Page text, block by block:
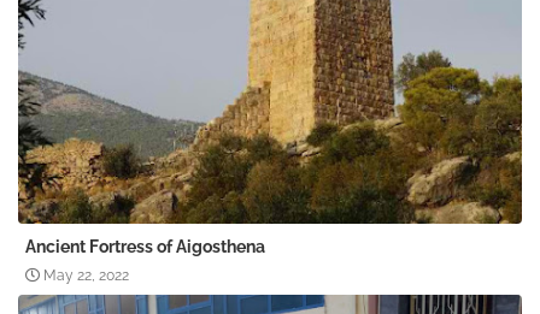
Ancient Fortress of Aigosthena
May 22, 2022